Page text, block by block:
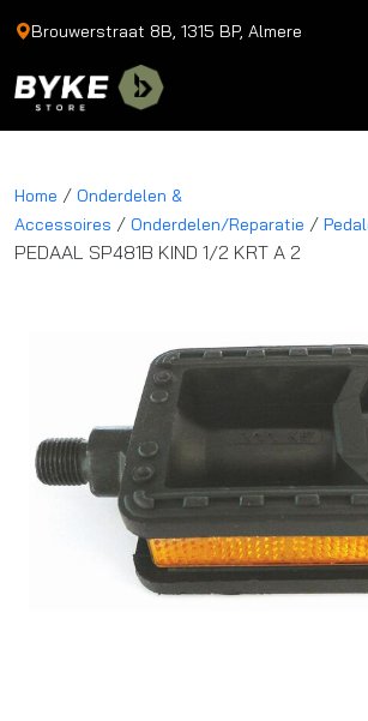
Brouwerstraat 8B, 1315 BP, Almere
Home / Onderdelen &
Accessoires / Onderdelen/Reparatie /
PEDAAL SP481B KIND 1/2 KRT A 2